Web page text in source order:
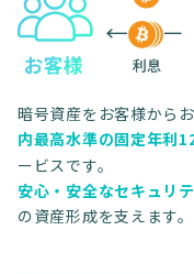
暗号資産をお客様から
内最高水準の固定年利
ービスです。
安心・安全なセキュリ
の資産形成を支えます。